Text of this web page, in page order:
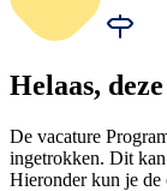
Helaas,
De vacature
ingetrokken. Dit
Hieronder kun je